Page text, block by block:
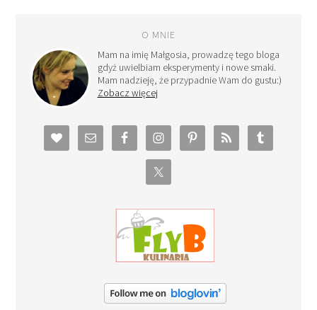
O MNIE
Mam na imię Małgosia, prowadzę tego bloga
gdyż uwielbiam eksperymenty i nowe smaki.
Mam nadzieję, że przypadnie Wam do gustu:)
Zobacz więcej